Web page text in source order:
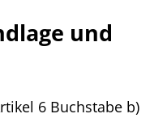
und
6 Buchstabe b)